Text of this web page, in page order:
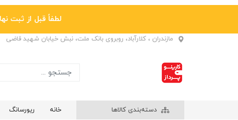
لطفاً قبل از ثبت نهایی،
مازندران ، کلارآباد، روبروی بانک ملت، نبش خیابان شهید قاضی
دسته‌بندی کالاها خانه ریورسانگ